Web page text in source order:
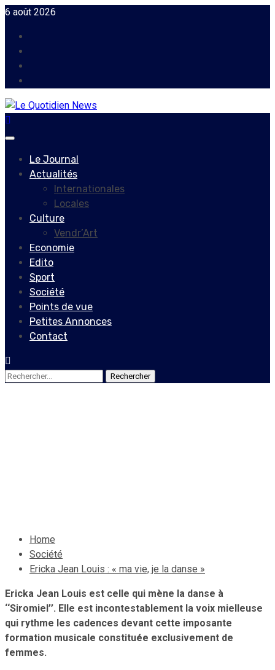
Skip
content
6 août 2026
Primary
Le Journal
Actualités
Internationales
Locales
Culture
Vendr’Art
Economie
Edito
Sport
Société
Points de vue
Petites Annonces
Contact
Rechercher :
Home
Société
Ericka Jean Louis : « ma vie, je la danse »
Ericka Jean Louis est celle qui mène la danse à
‘‘Siromiel’’. Elle est incontestablement la voix mielleuse
qui rythme les cadences devant cette imposante
formation musicale constituée exclusivement de
femmes.